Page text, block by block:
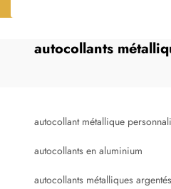
autocollants
autocollant métallique
autocollants en aluminium
autocollants métalliques argentés